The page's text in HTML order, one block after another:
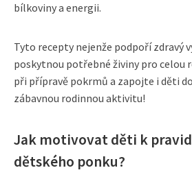
bílkoviny a energii.
Tyto recepty nejenže podpoří zdravý
poskytnou potřebné živiny pro celou
při přípravě pokrmů a zapojte i děti
zábavnou rodinnou aktivitu!
Jak motivovat děti k
dětského ponku?